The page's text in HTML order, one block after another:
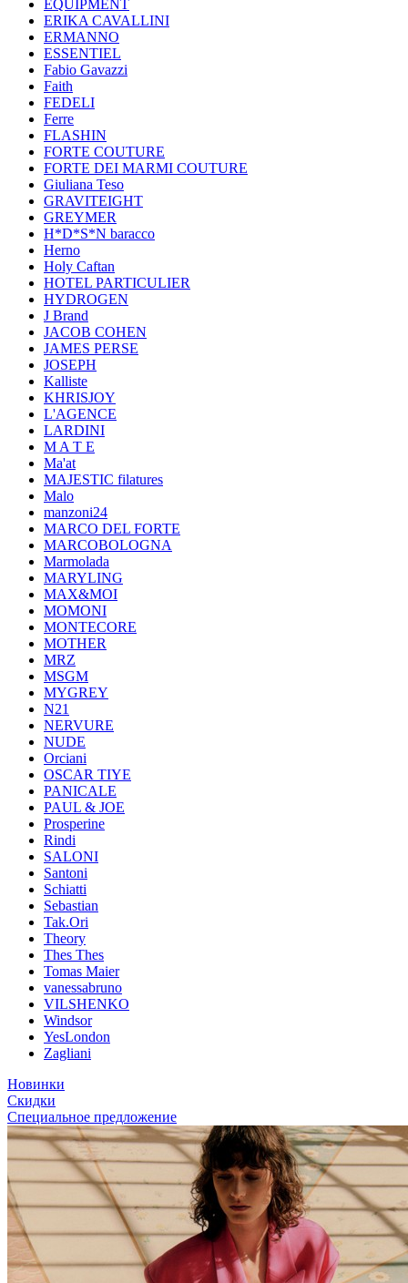
EQUIPMENT
ERIKA CAVALLINI
ERMANNO
ESSENTIEL
Fabio Gavazzi
Faith
FEDELI
Ferre
FLASHIN
FORTE COUTURE
FORTE DEI MARMI COUTURE
Giuliana Teso
GRAVITEIGHT
GREYMER
H*D*S*N baracco
Herno
Holy Caftan
HOTEL PARTICULIER
HYDROGEN
J Brand
JACOB COHEN
JAMES PERSE
JOSEPH
Kalliste
KHRISJOY
L'AGENCE
LARDINI
M A T E
Ma'at
MAJESTIC filatures
Malo
manzoni24
MARCO DEL FORTE
MARCOBOLOGNA
Marmolada
MARYLING
MAX&MOI
MOMONI
MONTECORE
MOTHER
MRZ
MSGM
MYGREY
N21
NERVURE
NUDE
Orciani
OSCAR TIYE
PANICALE
PAUL & JOE
Prosperine
Rindi
SALONI
Santoni
Schiatti
Sebastian
Tak.Ori
Theory
Thes Thes
Tomas Maier
vanessabruno
VILSHENKO
Windsor
YesLondon
Zagliani
Новинки
Скидки
Специальное предложение